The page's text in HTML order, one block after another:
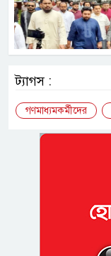
ট্যাগস :
গণমাধ্যমকর্মীদের